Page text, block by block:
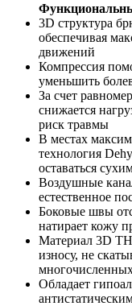
3D структура
обеспечивая
движений
Компрессия
уменьшить
За счет
снижается
риск травмы
В местах
технология
оставаться
Воздушные
естественное
Боковые швы
натирает кожу
Материал 3D
износу, не
Обладает